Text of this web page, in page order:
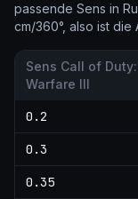
passende Sens in
cm/360°, also ist
Sens Call of
Warfare III
0.2
0.3
0.35